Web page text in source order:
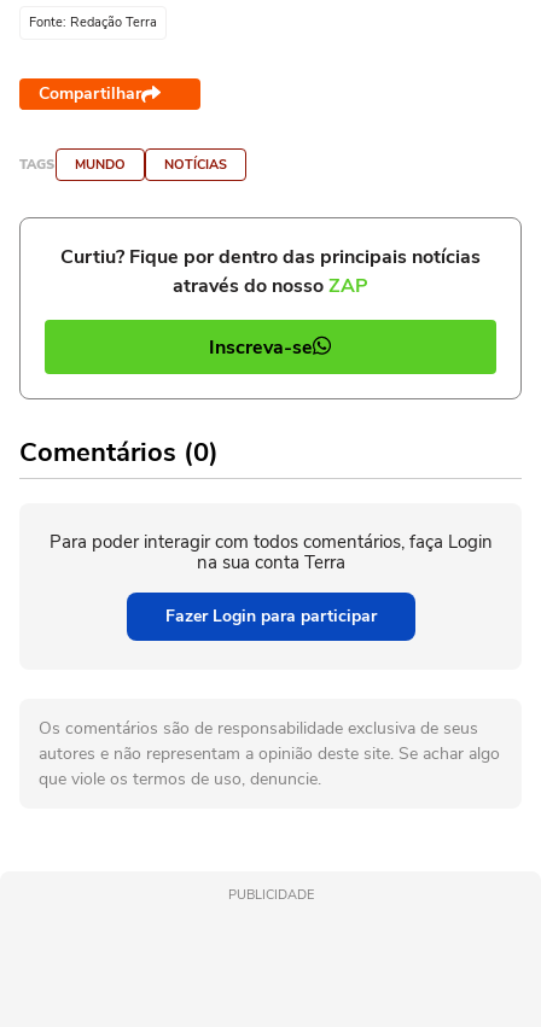
Fonte: Redação Terra
Compartilhar
TAGS MUNDO NOTÍCIAS
Curtiu? Fique por dentro das principais notícias
através do nossoZAP
Inscreva-se
Comentários (0)
Para poder interagir com todos comentários, faça Login
na sua conta Terra
Fazer Login para participar
Os comentários são de responsabilidade exclusiva de seus
autores e não representam a opinião deste site. Se achar algo
que viole os termos de uso, denuncie.
PUBLICIDADE